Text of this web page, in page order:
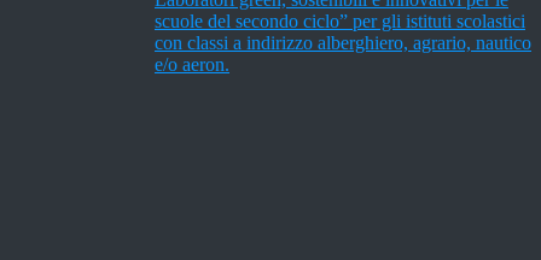
scuole del secondo ciclo” per gli istituti scolastici
con classi a indirizzo alberghiero, agrario, nautico
e/o aeron.